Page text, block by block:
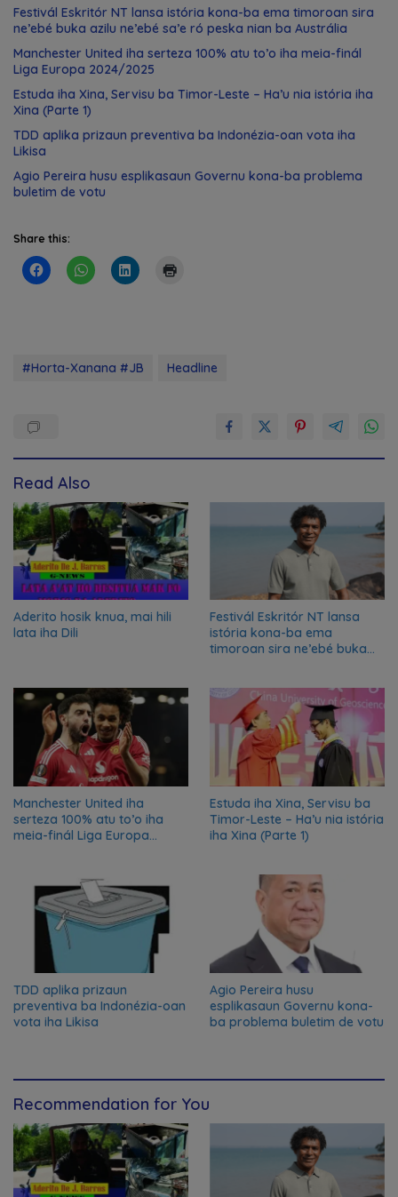
Festivál Eskritór NT lansa istória kona-ba ema timoroan sira
ne’ebé buka azilu ne’ebé sa’e ró peska nian ba Austrália
Manchester United iha serteza 100% atu to’o iha meia-finál
Liga Europa 2024/2025
Estuda iha Xina, Servisu ba Timor-Leste – Ha’u nia istória iha
Xina (Parte 1)
TDD aplika prizaun preventiva ba Indonézia-oan vota iha
Likisa
Agio Pereira husu esplikasaun Governu kona-ba problema
buletim de votu
Share this:
#Horta-Xanana #JB Headline
Read Also
Aderito hosik knua, mai hili
lata iha Dili
Festivál Eskritór NT lansa
istória kona-ba ema
timoroan sira ne’ebé buka
Manchester United iha
serteza 100% atu to’o iha
meia-finál Liga Europa
Estuda iha Xina, Servisu ba
Timor-Leste – Ha’u nia istória
iha Xina (Parte 1)
TDD aplika prizaun
preventiva ba Indonézia-oan
vota iha Likisa
Agio Pereira husu
esplikasaun Governu kona-
ba problema buletim de votu
Recommendation for You